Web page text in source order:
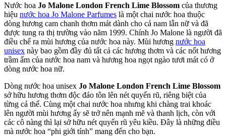
Nước hoa Jo Malone London French Lime Blossom của thương
hiệu nước hoa Jo Malone Parfumes là một chai nước hoa thuộc
dòng hương cam chanh thơm mát dành cho cả nam lẫn nữ và đã
được tung ra thị trường vào năm 1999. Chính Jo Malone là người đã
điều chế ra mùi hương của nước hoa này. Mùi hương nước hoa
unisex này bao gồm đầy đủ tất cả các hương thơm và các nốt hương
trầm ấm của nước hoa nam và hương hoa ngọt ngào tươi mát có ở
dòng nước hoa nữ.
Dòng nước hoa unisex Jo Malone London French Lime Blossom
sở hữu hương thơm độc đáo tôn lên nét quyến rũ, riêng biệt của
từng cá thể. Cùng một chai nước hoa nhưng khi chàng trai khoác
lên người mùi hương ấy sẽ trở nên mạnh mẽ và thanh lịch, còn với
các cô nàng thì lại sở hữu nét quyến rũ yêu kiều. Đây là những điều
mà nước hoa “phi giới tính” mang đến cho bạn.